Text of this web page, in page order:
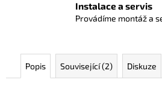
Instalace a servis
Provádíme montáž a
Popis Související (2) Diskuze